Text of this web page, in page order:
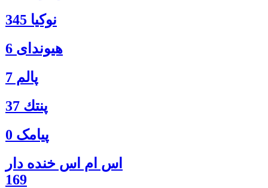
نوكيا 345
هیوندای 6
پالم 7
پنتك 37
پیامک 0
اس ام اس خنده دار
169